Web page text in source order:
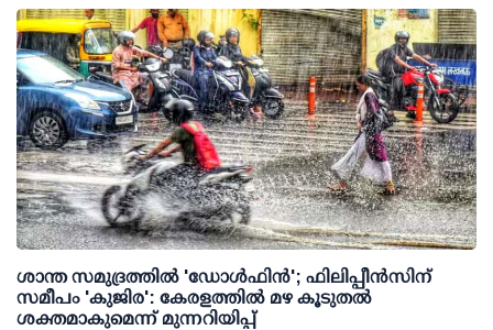
ശാന്ത സമുദ്രത്തില്‍ 'ഡോള്‍ഫിന്‍'; ഫിലിപ്പീന്‍സിന്
സമീപം 'കുജിര': കേരളത്തില്‍ മഴ കൂടുതല്‍
ശക്തമാകുമെന്ന് മുന്നറിയിപ്പ്